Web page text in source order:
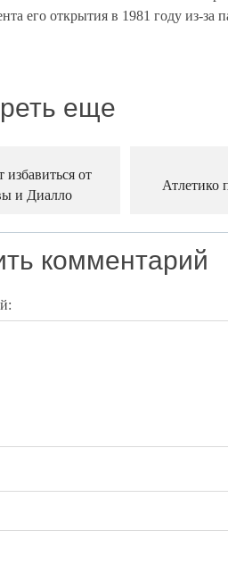
его открытия в 1981 году из-за
еще
от
и Диалло
Атлетико
комментарий